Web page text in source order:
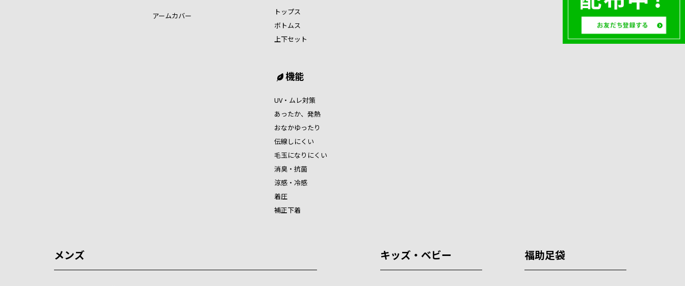
アームカバー
トップス
ボトムス
上下セット
機能
UV・ムレ対策
あったか、発熱
おなかゆったり
伝線しにくい
毛玉になりにくい
消臭・抗菌
涼感・冷感
着圧
補正下着
メンズ キッズ・ベビー 福助足袋